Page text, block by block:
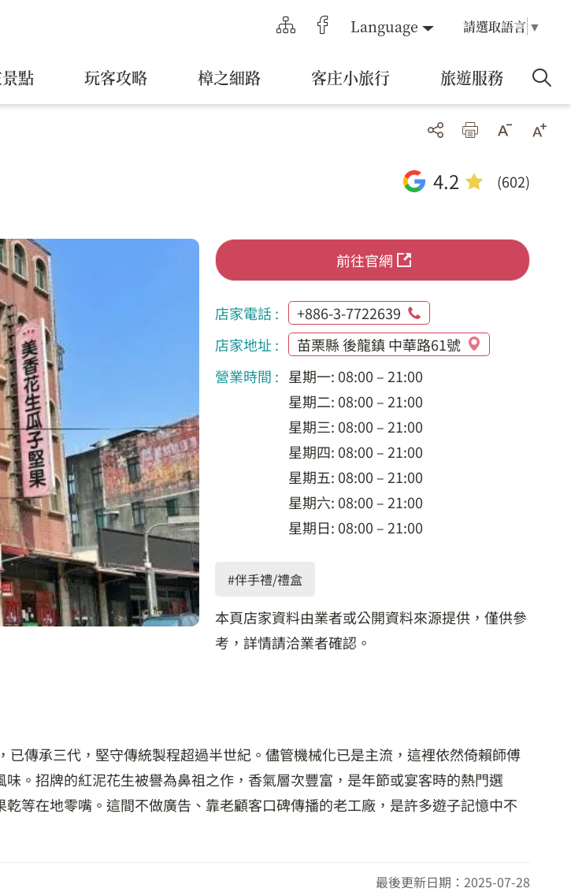
Language 請選取語言 ▼
點 玩客攻略 樟之細路 客庄小旅行 旅遊服務
4.2 (602)
前往官網
店家電話 :
+886-3-7722639
店家地址 :
苗栗縣 後龍鎮 中華路61號
營業時間 : 星期一: 08:00 – 21:00
星期二: 08:00 – 21:00
星期三: 08:00 – 21:00
星期四: 08:00 – 21:00
星期五: 08:00 – 21:00
星期六: 08:00 – 21:00
星期日: 08:00 – 21:00
#伴手禮/禮盒
本頁店家資料由業者或公開資料來源提供，僅供參
考，詳情請洽業者確認。
傳承三代，堅守傳統製程超過半世紀。儘管機械化已是主流，這裡依然倚賴師傅
。招牌的紅泥花生被譽為鼻祖之作，香氣層次豐富，是年節或宴客時的熱門選
等在地零嘴。這間不做廣告、靠老顧客口碑傳播的老工廠，是許多遊子記憶中不
最後更新日期：2025-07-28